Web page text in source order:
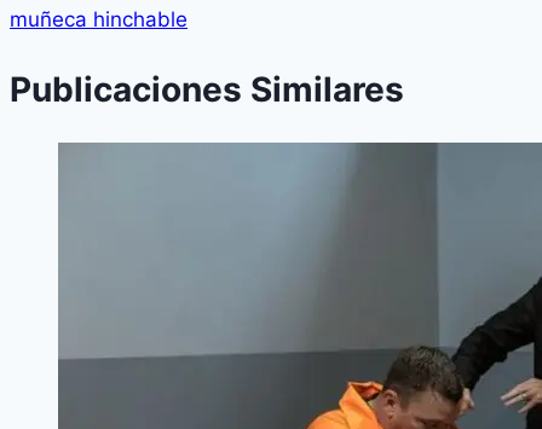
muñeca hinchable
Publicaciones Similares